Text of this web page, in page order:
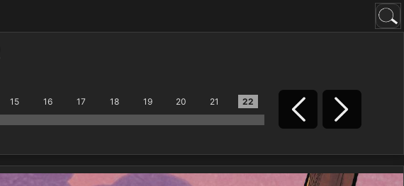
15 16 17 18 19 20 21 22